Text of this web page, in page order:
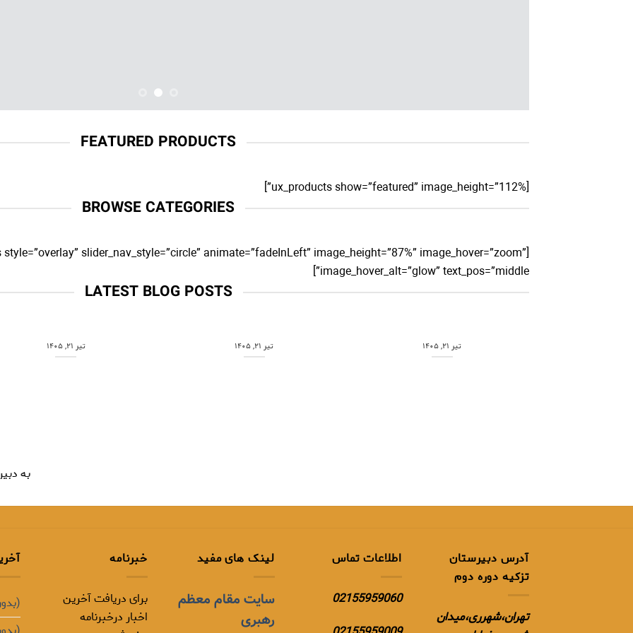
FEATURED PRODUCTS
[ux_products show=”featured” image_height=”112%”]
BROWSE CATEGORIES
slider_nav_style=”circle” animate=”fadeInLeft” image_height=”87%” image_hover=”zoom”
image_hover_alt=”glow” text_pos=”middle”]
LATEST BLOG POSTS
تیر ۲۱, ۱۴۰۵ تیر ۲۱, ۱۴۰۵ تیر ۲۱, ۱۴۰۵
به
آدرس دبیرستان
تزکیه دوره دوم
تهران،شهرری،میدان
اطلاعات تماس
02155959060
لینک های مفید
سایت مقام معظم
رهبری
خبرنامه
برای دریافت آخرین
اخبار درخبرنامه